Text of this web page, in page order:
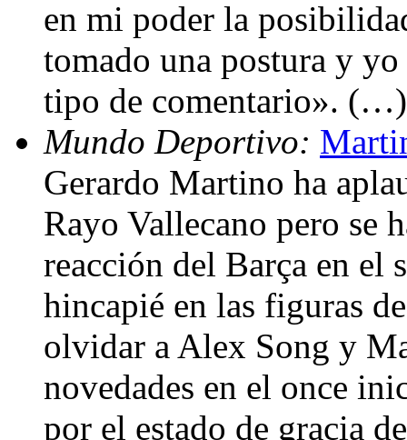
en mi poder la
tomado una postura y
tipo de comentario». (…)
Mundo Deportivo:
Gerardo Martino ha
Rayo Vallecano pero se
reacción del Barça en el
hincapié en las figuras
olvidar a Alex Song y
novedades en el once
por el estado de gracia